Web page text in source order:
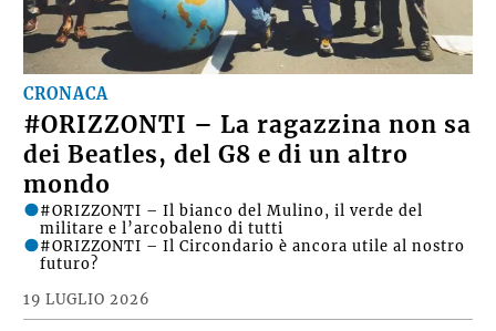
CRONACA
#ORIZZONTI – La ragazzina non sa
dei Beatles, del G8 e di un altro
mondo
19 LUGLIO 2026
#ORIZZONTI – Il bianco del Mulino, il verde del
militare e l’arcobaleno di tutti
#ORIZZONTI – Il Circondario è ancora utile al nostro
futuro?